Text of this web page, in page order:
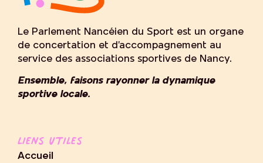
Le Parlement Nancéien du Sport est un organe
de concertation et d’accompagnement au
service des associations sportives de Nancy.
Ensemble, faisons rayonner la dynamique
sportive locale.
Liens utiles
Accueil